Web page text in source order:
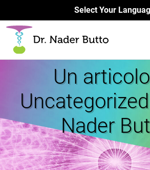
Select Your
Un
Nader